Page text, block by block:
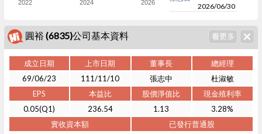
2022 2024 2026
2026/06/30
圓裕 (6835)公司基本資料
成立日期 上市日期 董事長
總經理
69/06/23
111/11/10 張志中
杜淑敏
EPS
本益比 股價淨值比
現金殖利率
0.05(Q1)
236.54 1.13
3.28%
實收資本額
已發行普通股